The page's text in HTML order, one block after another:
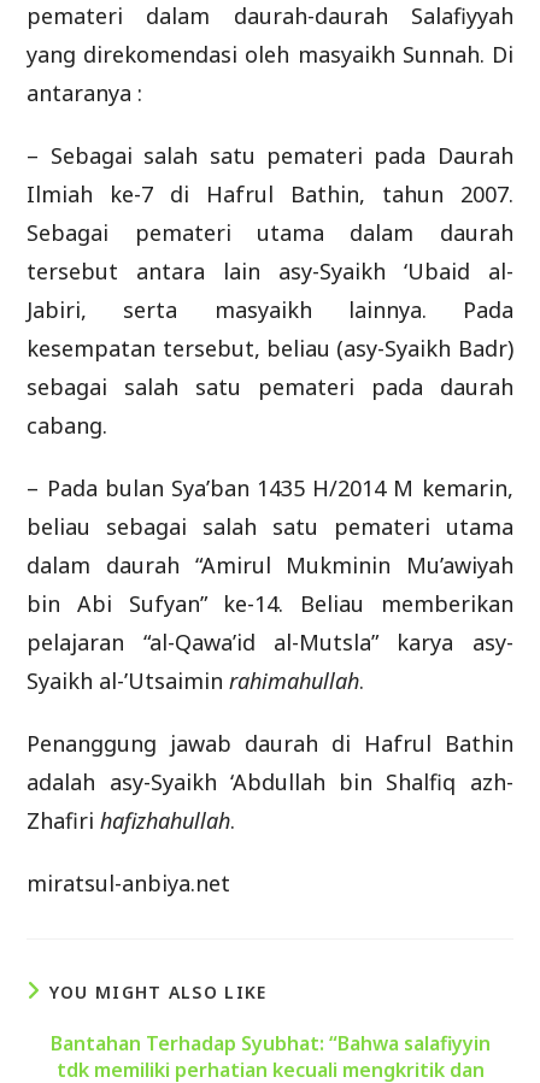
pemateri dalam daurah-daurah Salafiyyah
yang direkomendasi oleh masyaikh Sunnah. Di
antaranya :
– Sebagai salah satu pemateri pada Daurah
Ilmiah ke-7 di Hafrul Bathin, tahun 2007.
Sebagai pemateri utama dalam daurah
tersebut antara lain asy-Syaikh ‘Ubaid al-
Jabiri, serta masyaikh lainnya. Pada
kesempatan tersebut, beliau (asy-Syaikh Badr)
sebagai salah satu pemateri pada daurah
cabang.
– Pada bulan Sya’ban 1435 H/2014 M kemarin,
beliau sebagai salah satu pemateri utama
dalam daurah “Amirul Mukminin Mu’awiyah
bin Abi Sufyan” ke-14. Beliau memberikan
pelajaran “al-Qawa’id al-Mutsla” karya asy-
Syaikh al-’Utsaiminrahimahullah.
Penanggung jawab daurah di Hafrul Bathin
adalah asy-Syaikh ‘Abdullah bin Shalfiq azh-
Zhafirihafizhahullah.
miratsul-anbiya.net
YOU MIGHT ALSO LIKE
Bantahan Terhadap Syubhat: “Bahwa salafiyyin
tdk memiliki perhatian kecuali mengkritik dan